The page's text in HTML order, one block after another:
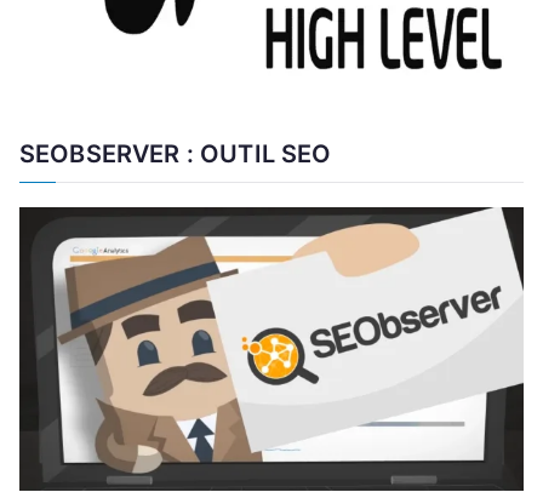
SEOBSERVER : OUTIL SEO